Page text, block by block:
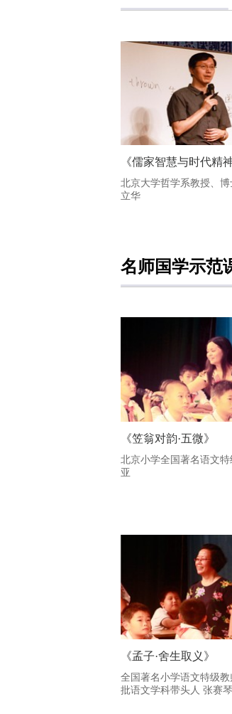
《儒家智慧与时代精神
北京大学哲学系教授、
立华
名师国学示范
《笠翁对韵·五微》
北京小学全国著名语文
亚
《孟子·舍生取义》
全国著名小学语文特级
批语文学科带头人 张赛琴